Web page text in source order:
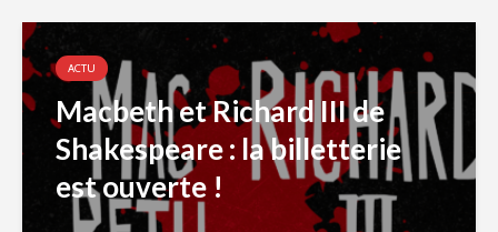
ACTU
Macbeth et Richard III de
Shakespeare : la billetterie
est ouverte !